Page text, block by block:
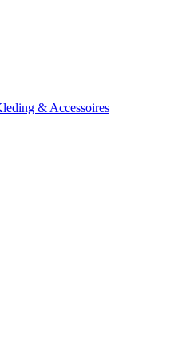
& Accessoires